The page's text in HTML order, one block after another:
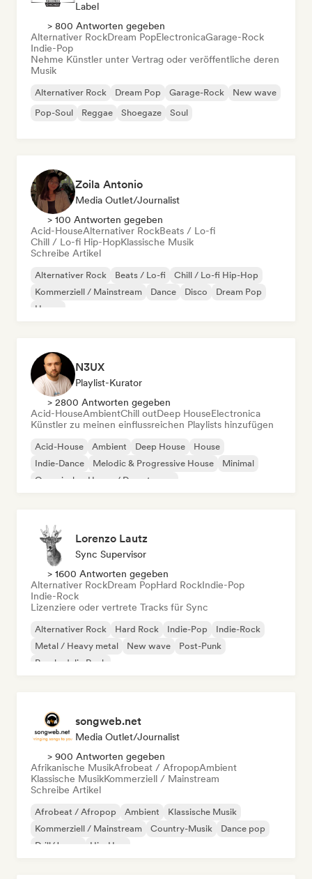
Label
> 800 Antworten gegeben
Alternativer RockDream PopElectronicaGarage-Rock
Indie-Pop
Nehme Künstler unter Vertrag oder veröffentliche deren
Musik
Alternativer Rock Dream Pop Garage-Rock
New wave
Pop-Soul
Reggae Shoegaze Soul
Zoila Antonio
Media Outlet/Journalist
> 100 Antworten gegeben
Acid-HouseAlternativer RockBeats / Lo-fi
Chill / Lo-fi Hip-HopKlassische Musik
Schreibe Artikel
Alternativer Rock Beats / Lo-fi
Chill / Lo-fi Hip-Hop
Kommerziell / Mainstream
Dance Disco
Dream Pop
House
N3UX
Playlist-Kurator
> 2800 Antworten gegeben
Acid-HouseAmbientChill outDeep HouseElectronica
Künstler zu meinen einflussreichen Playlists hinzufügen
Acid-House Ambient Deep House
House
Indie-Dance
Melodic & Progressive House
Minimal
Organischer House / Downtempo
Lorenzo Lautz
Sync Supervisor
> 1600 Antworten gegeben
Alternativer RockDream PopHard RockIndie-Pop
Indie-Rock
Lizenziere oder vertrete Tracks für Sync
Alternativer Rock Hard Rock Indie-Pop
Indie-Rock
Metal / Heavy metal
New wave
Post-Punk
Psychedelic Rock
songweb.net
Media Outlet/Journalist
> 900 Antworten gegeben
Afrikanische MusikAfrobeat / AfropopAmbient
Klassische MusikKommerziell / Mainstream
Schreibe Artikel
Afrobeat / Afropop Ambient
Klassische Musik
Kommerziell / Mainstream
Country-Musik
Dance pop
Drill/Jersey
Hip-Hop